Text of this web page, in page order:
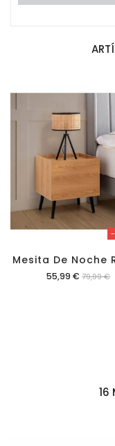
Precio
55,99 € 79,99 €
16